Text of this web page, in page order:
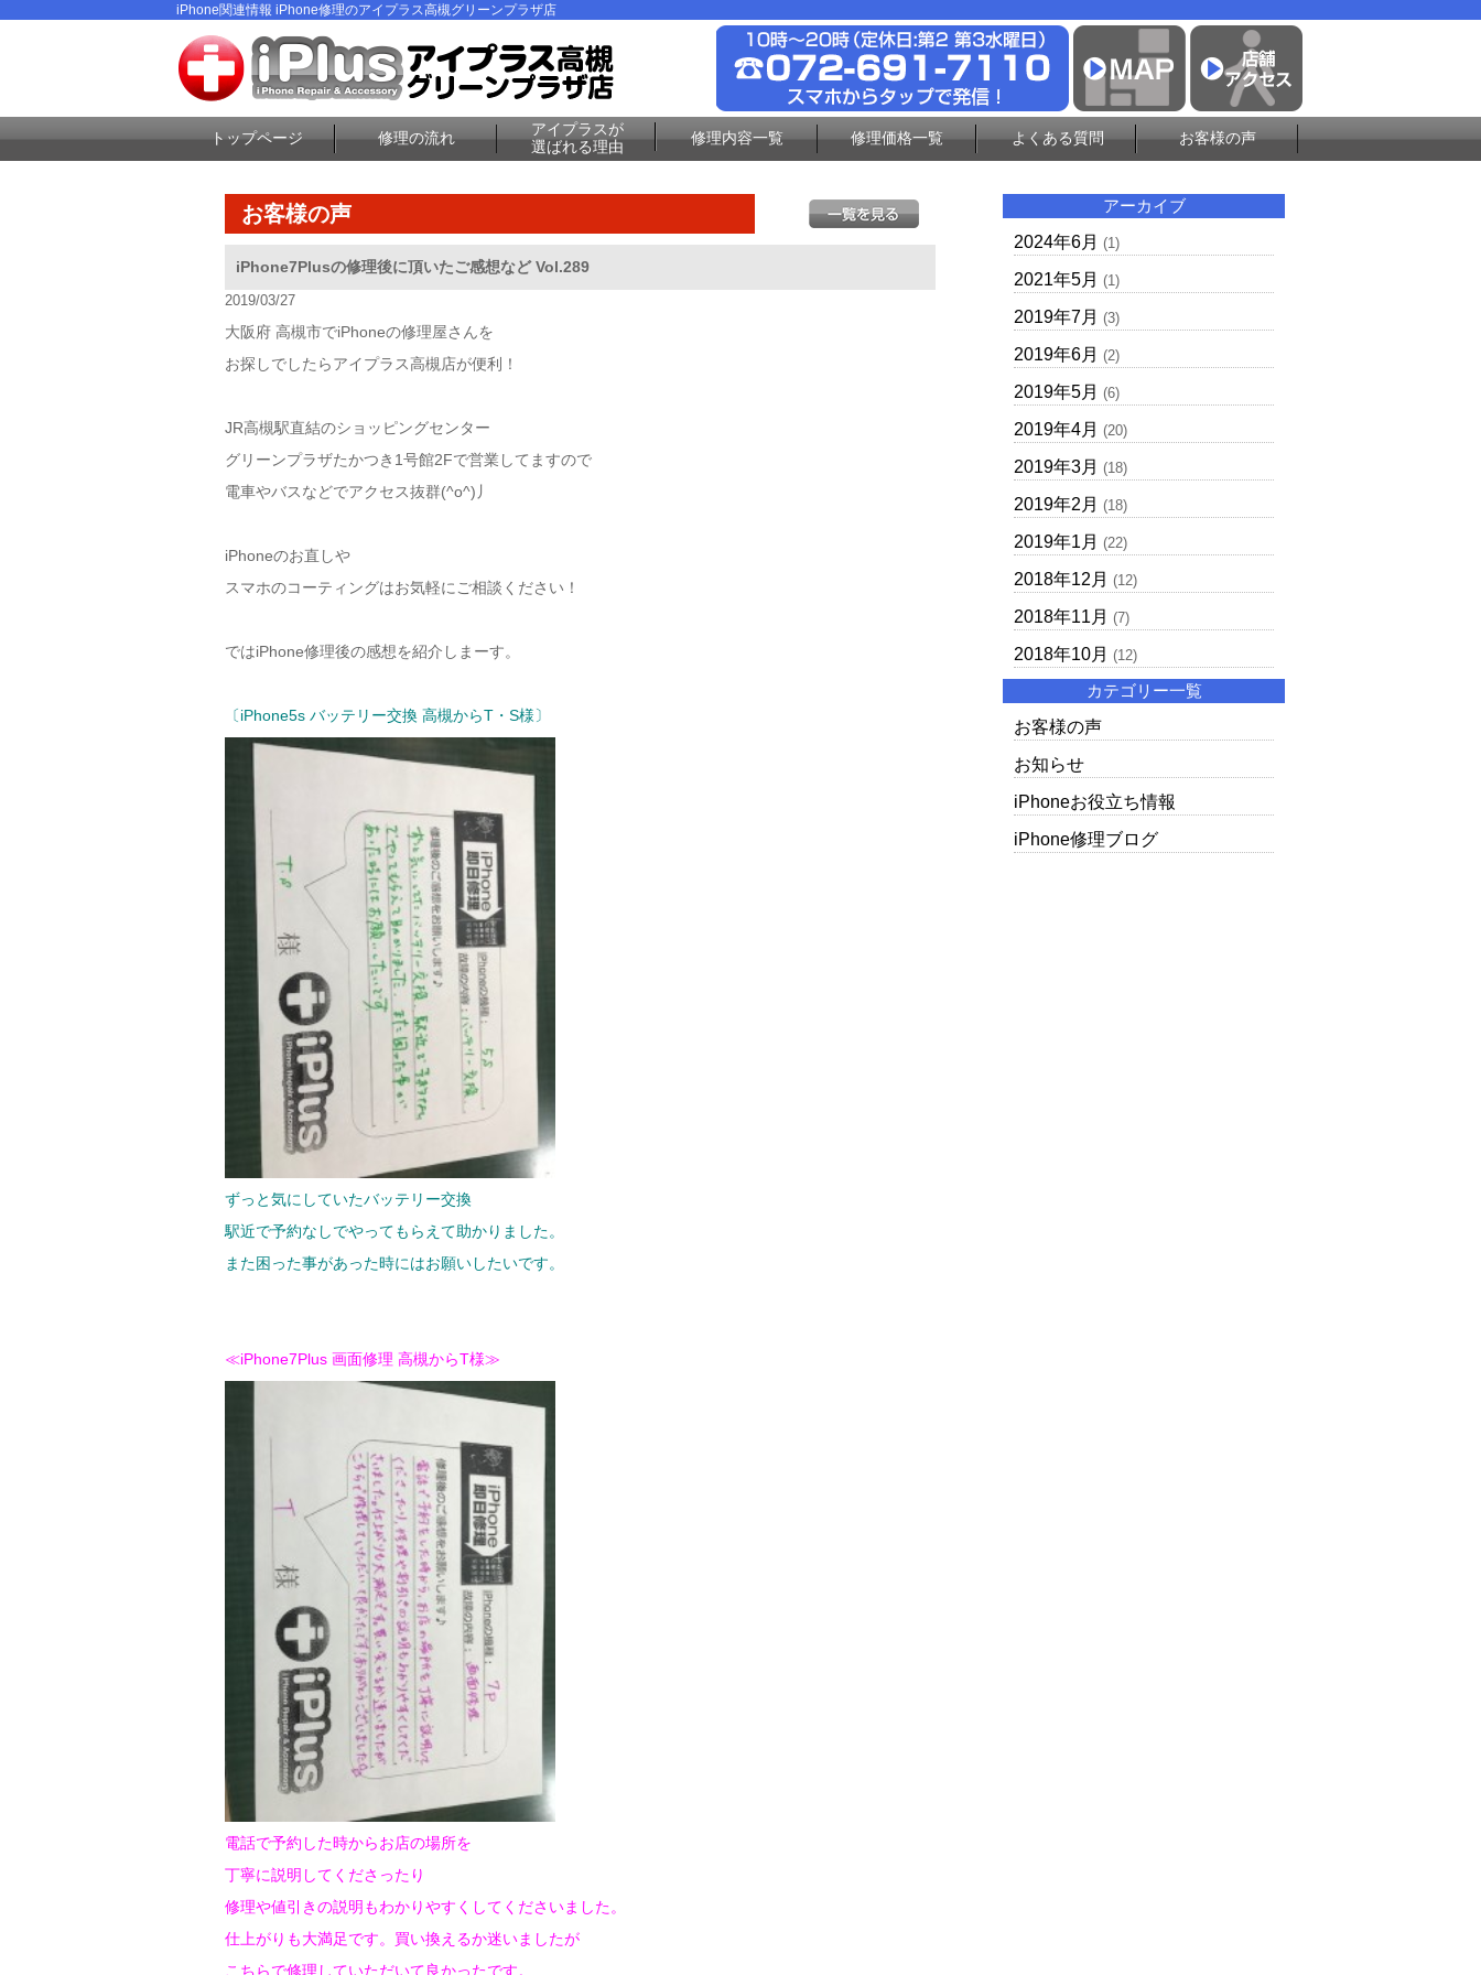
iPhone関連情報 iPhone修理のアイプラス高槻グリーンプラザ店
トップページ 修理の流れ
アイプラスが
選ばれる理由
修理内容一覧 修理価格一覧 よくある質問 お客様の声
お客様の声
iPhone7Plusの修理後に頂いたご感想など Vol.289
2019/03/27
大阪府 高槻市でiPhoneの修理屋さんを
お探しでしたらアイプラス高槻店が便利！
JR高槻駅直結のショッピングセンター
グリーンプラザたかつき1号館2Fで営業してますので
電車やバスなどでアクセス抜群(^o^)丿
iPhoneのお直しや
スマホのコーティングはお気軽にご相談ください！
ではiPhone修理後の感想を紹介しまーす。
〔iPhone5s バッテリー交換 高槻からT・S様〕
ずっと気にしていたバッテリー交換
駅近で予約なしでやってもらえて助かりました。
また困った事があった時にはお願いしたいです。
≪iPhone7Plus 画面修理 高槻からT様≫
電話で予約した時からお店の場所を
丁寧に説明してくださったり
修理や値引きの説明もわかりやすくしてくださいました。
仕上がりも大満足です。買い換えるか迷いましたが
こちらで修理していただいて良かったです。
アーカイブ
2024年6月 (1)
2021年5月 (1)
2019年7月 (3)
2019年6月 (2)
2019年5月 (6)
2019年4月 (20)
2019年3月 (18)
2019年2月 (18)
2019年1月 (22)
2018年12月 (12)
2018年11月 (7)
2018年10月 (12)
カテゴリー一覧
お客様の声
お知らせ
iPhoneお役立ち情報
iPhone修理ブログ